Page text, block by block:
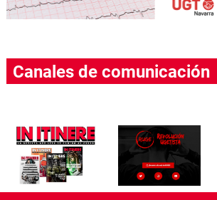
Canales de comunicación